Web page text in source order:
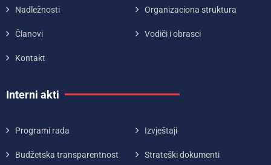
Nadležnosti Organizaciona struktura
Članovi Vodiči i obrasci
Kontakt
Interni akti
Programi rada Izvještaji
Budžetska transparentnost Strateški dokumenti